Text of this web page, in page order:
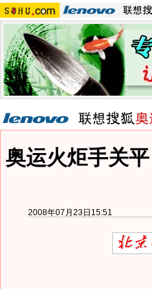
奥运火炬手关
2008年07月23日15:51